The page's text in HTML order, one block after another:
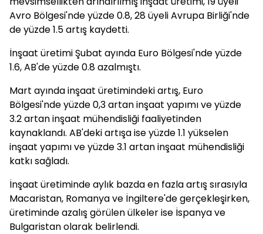
Avro Bölgesi'nde yüzde 0.8, 28 üyeli Avrupa Birliği'nde
de yüzde 1.5 artış kaydetti.
İnşaat üretimi Şubat ayında Euro Bölgesi'nde yüzde
1.6, AB'de yüzde 0.8 azalmıştı.
Mart ayında inşaat üretimindeki artış, Euro
Bölgesi'nde yüzde 0,3 artan inşaat yapımı ve yüzde
3.2 artan inşaat mühendisliği faaliyetinden
kaynaklandı. AB'deki artışa ise yüzde 1.1 yükselen
inşaat yapımı ve yüzde 3.1 artan inşaat mühendisliği
katkı sağladı.
İnşaat üretiminde aylık bazda en fazla artış sırasıyla
Macaristan, Romanya ve İngiltere'de gerçekleşirken,
üretiminde azalış görülen ülkeler ise İspanya ve
Bulgaristan olarak belirlendi.